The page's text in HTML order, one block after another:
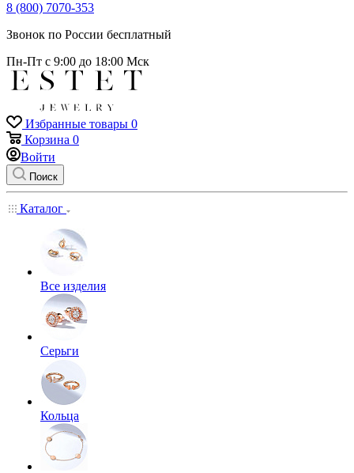
8 (800) 7070-353
Звонок по России бесплатный
Пн-Пт с 9:00 до 18:00 Мск
Избранные товары 0
Корзина 0
Войти
Поиск
Каталог
Все изделия
Серьги
Кольца